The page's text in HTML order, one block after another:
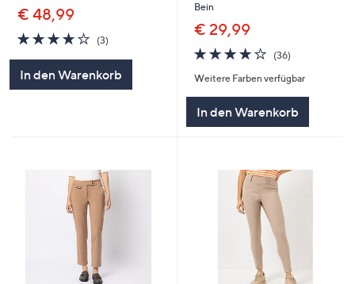
€ 48,99
3.7
von
(3)3
In den Warenkorb
Bein
€ 29,99
3.6
von
5
(36)36
Weitere Farben verfügbar
In den Warenkorb